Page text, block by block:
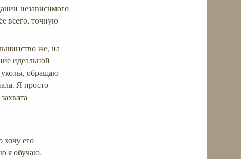
независимого
всего, точную
же, на
идеальной
уколы, обращаю
Я просто
хочу его
я обучаю.